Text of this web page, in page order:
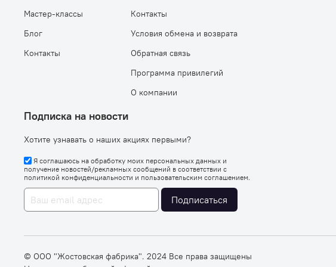
Мастер-классы
Блог
Контакты
Контакты
Условия обмена и возврата
Обратная связь
Программа привилегий
О компании
Подписка на новости
Хотите узнавать о наших акциях первыми?
Я соглашаюсь на обработку моих персональных данных и
получение новостей/рекламных сообщений в соответствии с
политикой конфиденциальности и пользовательским соглашением.
Подписаться
© OOO "Жостовская фабрика". 2024 Все права защищены